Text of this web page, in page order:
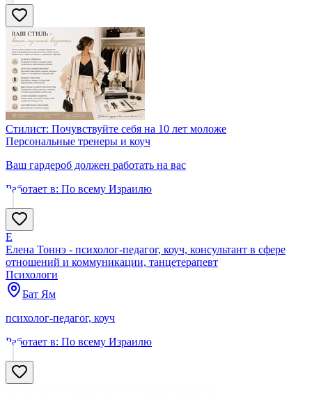
Стилист: Почувствуйте себя на 10 лет моложе
Персональные тренеры и коуч
Ваш гардероб должен работать на вас
Работает в: По всему Израилю
Е
Елена Тоннэ - психолог-педагог, коуч, консультант в сфере
отношений и коммуникации, танцетерапевт
Психологи
Бат Ям
психолог-педагог, коуч
Работает в: По всему Израилю